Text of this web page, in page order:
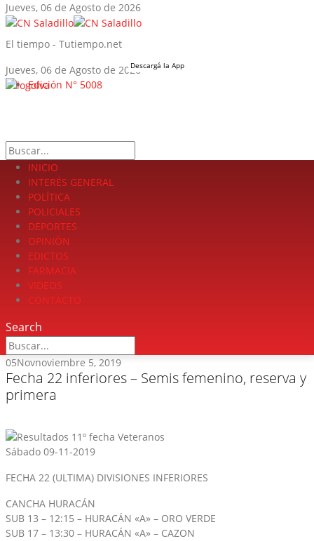
Jueves, 06 de Agosto de 2026
El tiempo - Tutiempo.net
Jueves, 06 de Agosto de 2026
Edición N° 5008
Descargá la App
INICIO
INTERÉS GENERAL
POLÍTICA
POLICIALES
DEPORTES
OPINIÓN
EDICTOS
FARMACIA
VIDEOS
CONTACTO
Search
05Novnoviembre 5, 2019
Fecha 22 inferiores – Semis femenino, reserva y
primera
Sábado 09-11-2019
FECHA 22 (ULTIMA) DIVISIONES INFERIORES
CANCHA HURACÁN
SUB 13 – 12:15 – HURACÁN «A» – ORO VERDE
SUB 17 – 13:30 – HURACÁN «A» – CAZON